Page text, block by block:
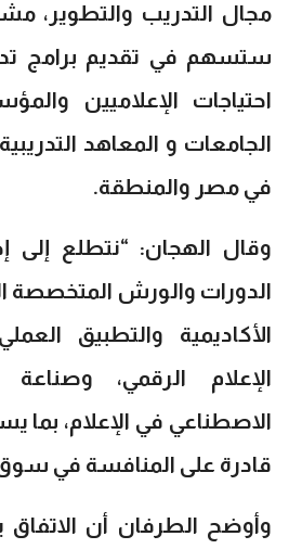
مجال التدريب والتطوير،
ستسهم في تقديم برامج
احتياجات الإعلاميين
الجامعات و المعاهد
في مصر والمنطقة.
وقال الهجان: “نتطلع
الدورات والورش المتخصصة
الأكاديمية والتطبيق
الإعلام الرقمي، وصناعة
الاصطناعي في الإعلام، بما
قادرة على المنافسة في سوق
وأوضح الطرفان أن الاتفاق